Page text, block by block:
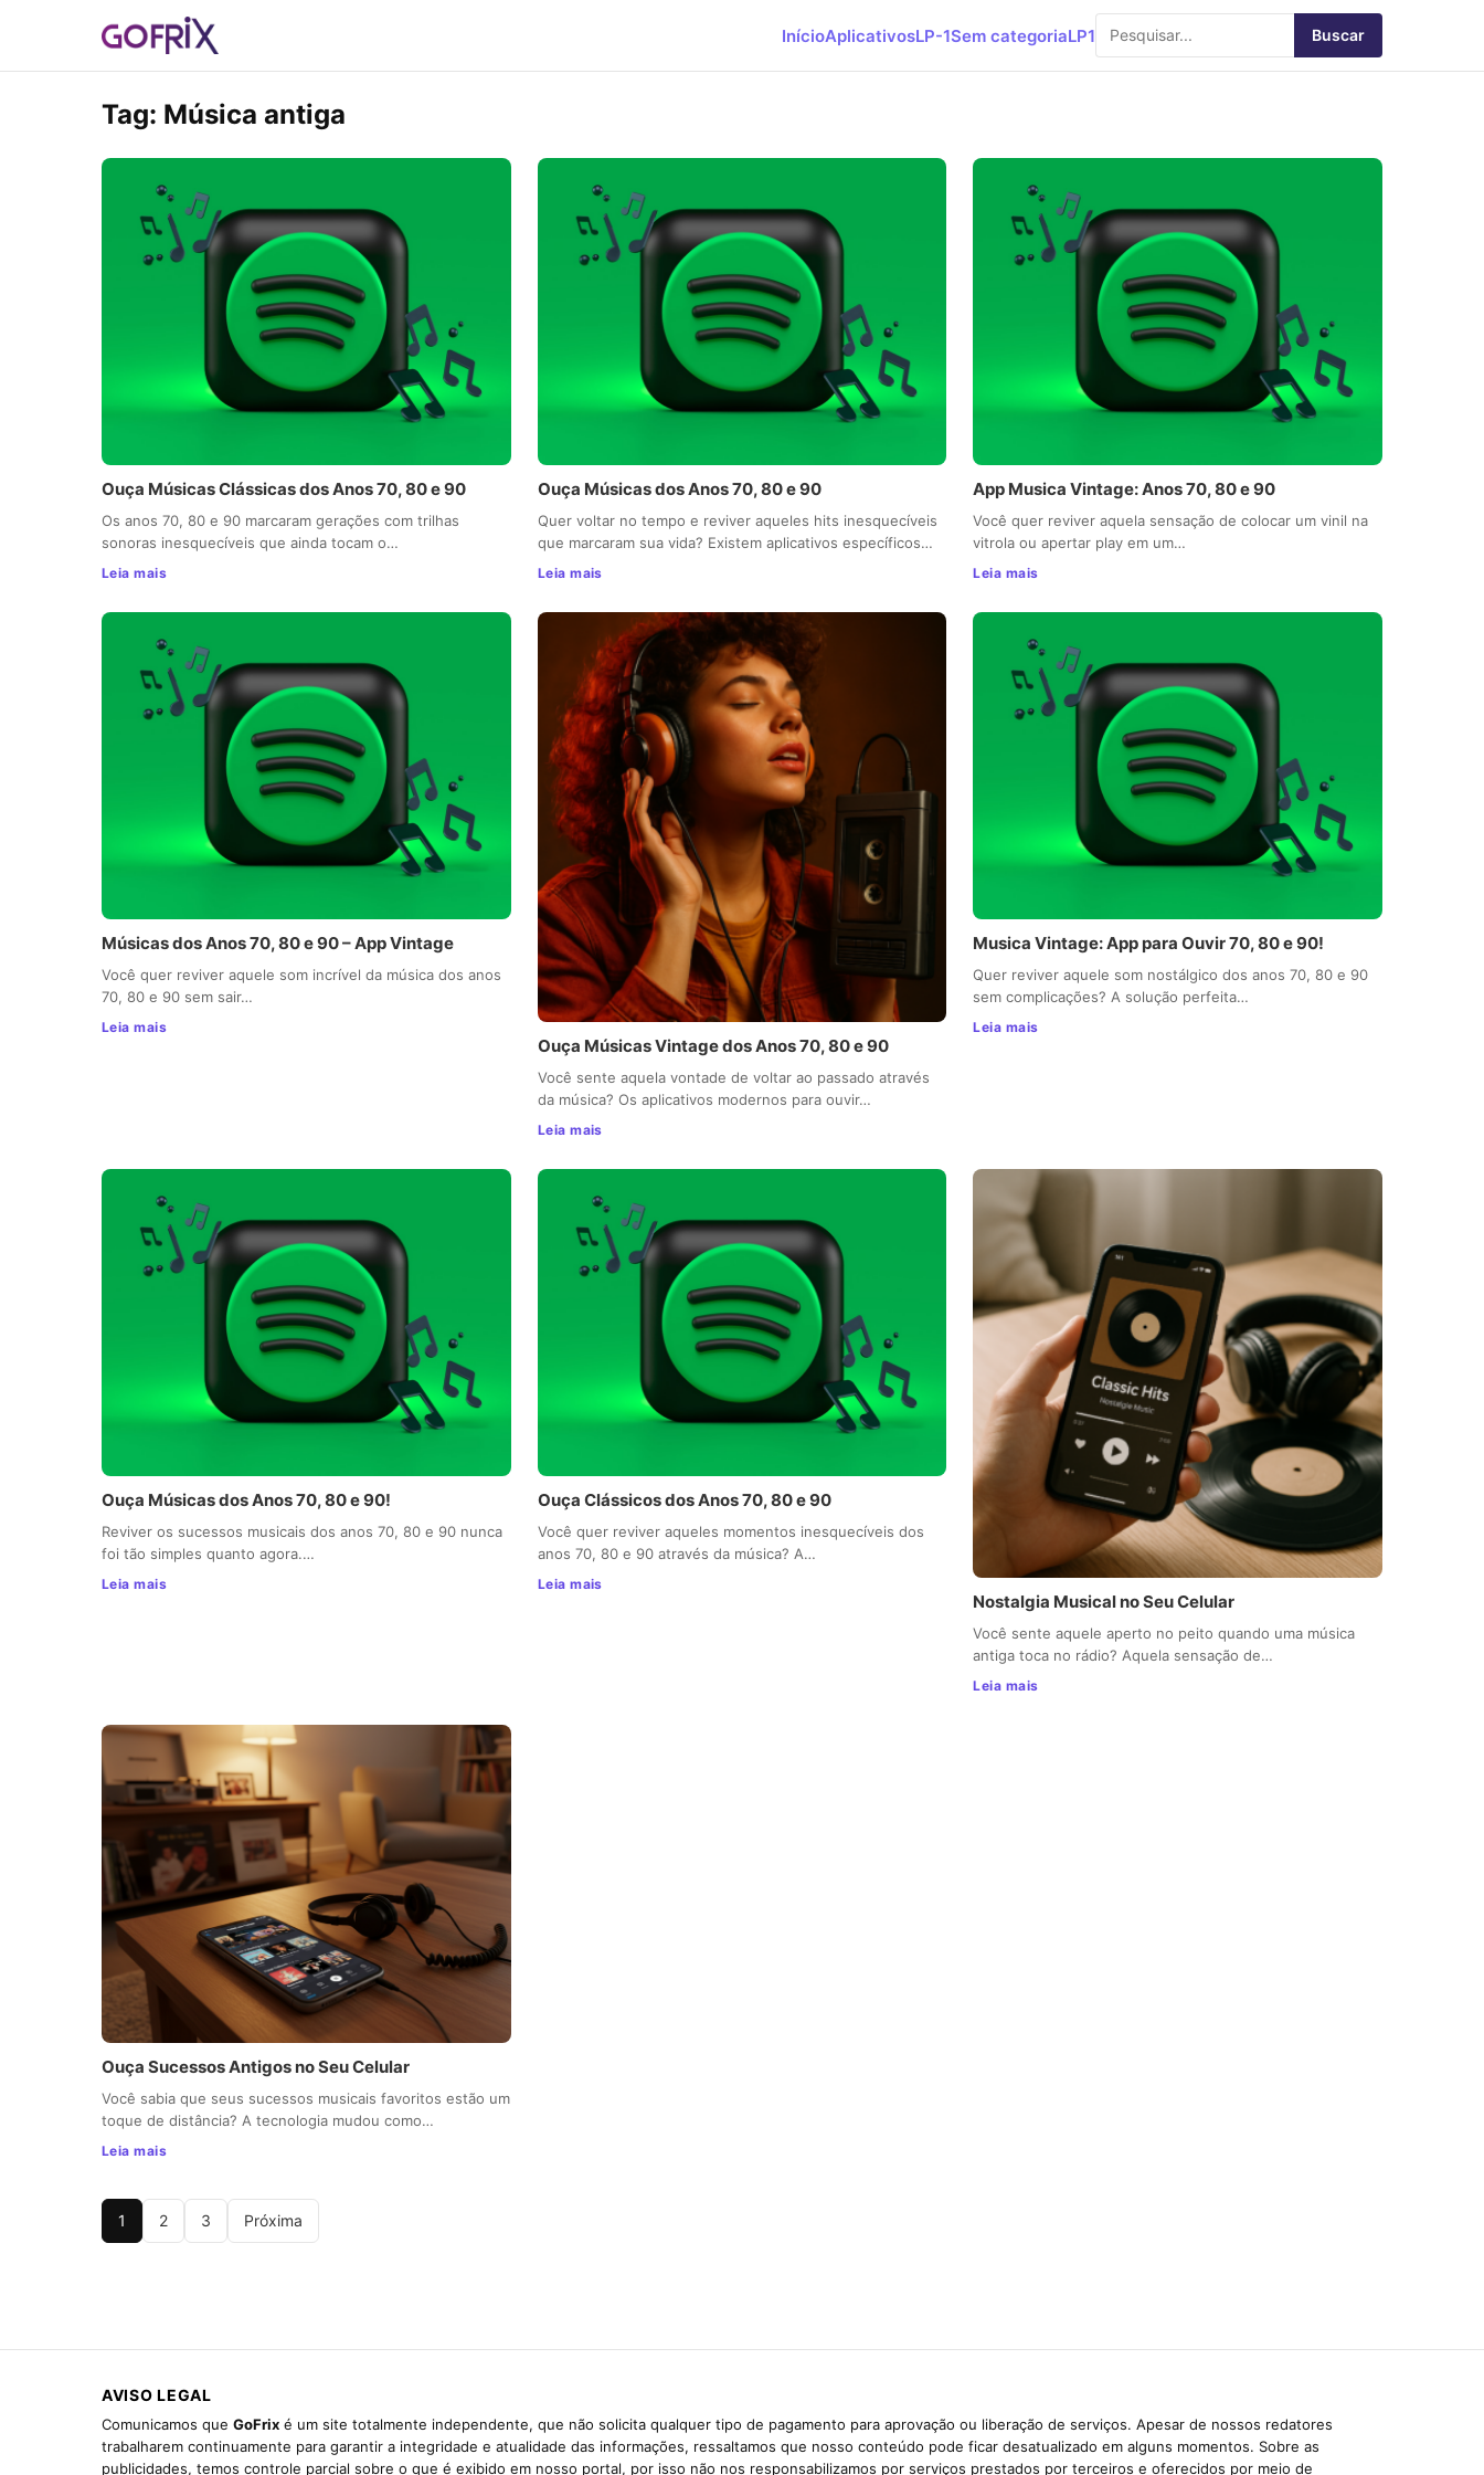
InícioAplicativosLP-1Sem categoriaLP1 Buscar
Tag: Música antiga
Ouça Músicas Clássicas dos Anos 70, 80 e 90
Os anos 70, 80 e 90 marcaram gerações com trilhas
sonoras inesquecíveis que ainda tocam o…
Leia mais
Ouça Músicas dos Anos 70, 80 e 90
Quer voltar no tempo e reviver aqueles hits inesquecíveis
que marcaram sua vida? Existem aplicativos específicos…
Leia mais
App Musica Vintage: Anos 70, 80 e 90
Você quer reviver aquela sensação de colocar um vinil na
vitrola ou apertar play em um…
Leia mais
Músicas dos Anos 70, 80 e 90 – App Vintage
Você quer reviver aquele som incrível da música dos anos
70, 80 e 90 sem sair…
Leia mais
Ouça Músicas Vintage dos Anos 70, 80 e 90
Você sente aquela vontade de voltar ao passado através
da música? Os aplicativos modernos para ouvir…
Leia mais
Musica Vintage: App para Ouvir 70, 80 e 90!
Quer reviver aquele som nostálgico dos anos 70, 80 e 90
sem complicações? A solução perfeita…
Leia mais
Ouça Músicas dos Anos 70, 80 e 90!
Reviver os sucessos musicais dos anos 70, 80 e 90 nunca
foi tão simples quanto agora.…
Leia mais
Ouça Clássicos dos Anos 70, 80 e 90
Você quer reviver aqueles momentos inesquecíveis dos
anos 70, 80 e 90 através da música? A…
Leia mais
Nostalgia Musical no Seu Celular
Você sente aquele aperto no peito quando uma música
antiga toca no rádio? Aquela sensação de…
Leia mais
Ouça Sucessos Antigos no Seu Celular
Você sabia que seus sucessos musicais favoritos estão um
toque de distância? A tecnologia mudou como…
Leia mais
1 2 3 Próxima
AVISO LEGAL
Comunicamos que GoFrix é um site totalmente independente, que não solicita qualquer tipo de pagamento para aprovação ou liberação de serviços. Apesar de nossos redatores
trabalharem continuamente para garantir a integridade e atualidade das informações, ressaltamos que nosso conteúdo pode ficar desatualizado em alguns momentos. Sobre as
publicidades, temos controle parcial sobre o que é exibido em nosso portal, por isso não nos responsabilizamos por serviços prestados por terceiros e oferecidos por meio de